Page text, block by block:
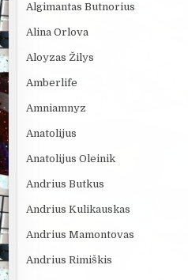
Algimantas Butnorius
Alina Orlova
Aloyzas Žilys
Amberlife
Amniamnyz
Anatolijus
Anatolijus Oleinik
Andrius Butkus
Andrius Kulikauskas
Andrius Mamontovas
Andrius Rimiškis